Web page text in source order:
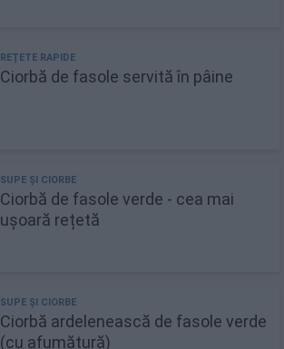
Ciorbă de fasole servită în pâine
Ciorbă de fasole verde - cea mai
ușoară rețetă
Ciorbă ardelenească de fasole verde
(cu afumătură)